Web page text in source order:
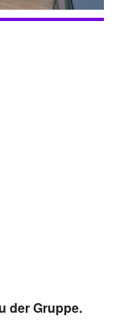
der Gruppe.